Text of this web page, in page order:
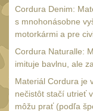
Policejní
Vyhledávací
Čelové svetlá -
čelovky 4
Svítilny pro
Cordura Denim:
s mnohonásobne
motorkármi a pre
Cordura Naturalle:
imituje bavlnu, ale
Materiál Cordura je
nečistôt stačí utrieť
môžu prať (podľa